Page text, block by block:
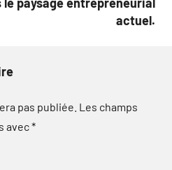
actuel.
pas publiée. Les champs
avec*